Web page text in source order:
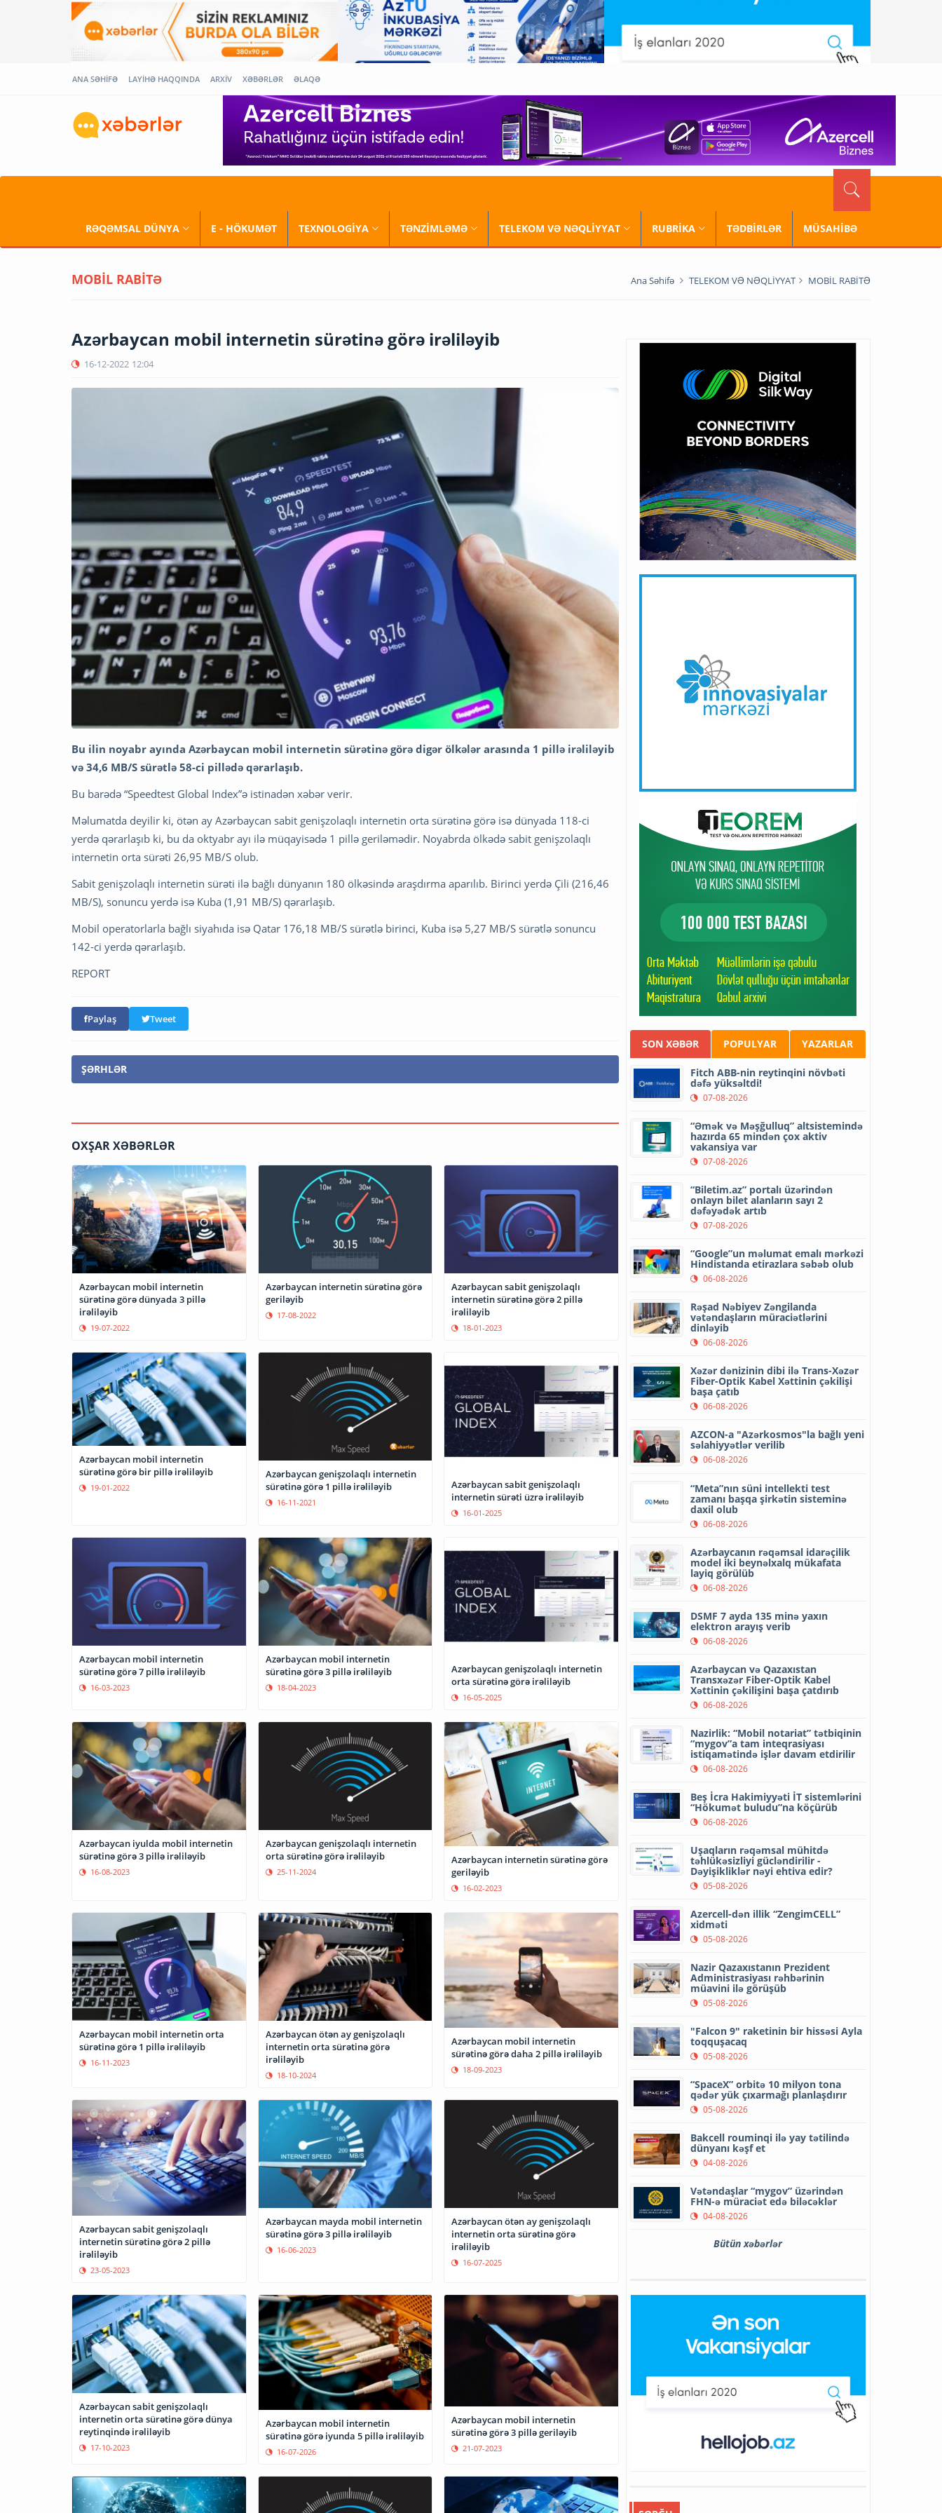
ANA SƏHİFƏ LAYİHƏ HAQQINDA ARXİV XƏBƏRLƏR ƏLAQƏ
RƏQƏMSAL DÜNYA E - HÖKUMƏT TEXNOLOGİYA TƏNZİMLƏMƏ TELEKOM VƏ NƏQLİYYAT RUBRİKA TƏDBİRLƏR MÜSAHİBƏ
MOBİL RABİTƏ Ana Səhifə TELEKOM VƏ NƏQLİYYAT MOBİL RABİTƏ
Azərbaycan mobil internetin sürətinə görə irəliləyib
16-12-2022 12:04
Bu ilin noyabr ayında Azərbaycan mobil internetin sürətinə görə digər ölkələr arasında 1 pillə irəliləyib
və 34,6 MB/S sürətlə 58-ci pillədə qərarlaşıb.
Bu barədə “Speedtest Global Index”ə istinadən xəbər verir.
Məlumatda deyilir ki, ötən ay Azərbaycan sabit genişzolaqlı internetin orta sürətinə görə isə dünyada 118-ci
yerdə qərarlaşıb ki, bu da oktyabr ayı ilə müqayisədə 1 pillə geriləmədir. Noyabrda ölkədə sabit genişzolaqlı
internetin orta sürəti 26,95 MB/S olub.
Sabit genişzolaqlı internetin sürəti ilə bağlı dünyanın 180 ölkəsində araşdırma aparılıb. Birinci yerdə Çili (216,46
MB/S), sonuncu yerdə isə Kuba (1,91 MB/S) qərarlaşıb.
Mobil operatorlarla bağlı siyahıda isə Qatar 176,18 MB/S sürətlə birinci, Kuba isə 5,27 MB/S sürətlə sonuncu
142-ci yerdə qərarlaşıb.
REPORT
Paylaş Tweet
ŞƏRHLƏR
OXŞAR XƏBƏRLƏR
Azərbaycan mobil internetin
sürətinə görə dünyada 3 pillə
irəliləyib
19-07-2022
Azərbaycan internetin sürətinə görə
geriləyib
17-08-2022
Azərbaycan sabit genişzolaqlı
internetin sürətinə görə 2 pillə
irəliləyib
18-01-2023
Azərbaycan mobil internetin
sürətinə görə bir pillə irəliləyib
19-01-2022
Azərbaycan genişzolaqlı internetin
sürətinə görə 1 pillə irəliləyib
16-11-2021
Azərbaycan sabit genişzolaqlı
internetin sürəti üzrə irəliləyib
16-01-2025
Azərbaycan mobil internetin
sürətinə görə 7 pillə irəliləyib
16-03-2023
Azərbaycan mobil internetin
sürətinə görə 3 pillə irəliləyib
18-04-2023
Azərbaycan genişzolaqlı internetin
orta sürətinə görə irəliləyib
16-05-2025
Azərbaycan iyulda mobil internetin
sürətinə görə 3 pillə irəliləyib
16-08-2023
Azərbaycan genişzolaqlı internetin
orta sürətinə görə irəliləyib
25-11-2024
Azərbaycan internetin sürətinə görə
geriləyib
16-02-2023
Azərbaycan mobil internetin orta
sürətinə görə 1 pillə irəliləyib
16-11-2023
Azərbaycan ötən ay genişzolaqlı
internetin orta sürətinə görə
irəliləyib
18-10-2024
Azərbaycan mobil internetin
sürətinə görə daha 2 pillə irəliləyib
18-09-2023
Azərbaycan sabit genişzolaqlı
internetin sürətinə görə 2 pillə
irəliləyib
23-05-2023
Azərbaycan mayda mobil internetin
sürətinə görə 3 pillə irəliləyib
16-06-2023
Azərbaycan ötən ay genişzolaqlı
internetin orta sürətinə görə
irəliləyib
16-07-2025
Azərbaycan sabit genişzolaqlı
internetin orta sürətinə görə dünya
reytinqində irəliləyib
17-10-2023
Azərbaycan mobil internetin
sürətinə görə iyunda 5 pillə irəliləyib
16-07-2026
Azərbaycan mobil internetin
sürətinə görə 3 pillə geriləyib
21-07-2023
SON XƏBƏR POPULYAR YAZARLAR
Fitch ABB-nin reytinqini növbəti
dəfə yüksəltdi!
07-08-2026
“Əmək və Məşğulluq” altsistemində
hazırda 65 mindən çox aktiv
vakansiya var
07-08-2026
“Biletim.az” portalı üzərindən
onlayn bilet alanların sayı 2
dəfəyədək artıb
07-08-2026
“Google”un məlumat emalı mərkəzi
Hindistanda etirazlara səbəb olub
06-08-2026
Rəşad Nəbiyev Zəngilanda
vətəndaşların müraciətlərini
dinləyib
06-08-2026
Xəzər dənizinin dibi ilə Trans-Xəzər
Fiber-Optik Kabel Xəttinin çəkilişi
başa çatıb
06-08-2026
AZCON-a "Azərkosmos"la bağlı yeni
səlahiyyətlər verilib
06-08-2026
“Meta”nın süni intellekti test
zamanı başqa şirkətin sisteminə
daxil olub
06-08-2026
Azərbaycanın rəqəmsal idarəçilik
model iki beynəlxalq mükafata
layiq görülüb
06-08-2026
DSMF 7 ayda 135 minə yaxın
elektron arayış verib
06-08-2026
Azərbaycan və Qazaxıstan
Transxəzər Fiber-Optik Kabel
Xəttinin çəkilişini başa çatdırıb
06-08-2026
Nazirlik: “Mobil notariat” tətbiqinin
“mygov”a tam inteqrasiyası
istiqamətində işlər davam etdirilir
06-08-2026
Beş İcra Hakimiyyəti İT sistemlərini
“Hökumət buludu”na köçürüb
06-08-2026
Uşaqların rəqəmsal mühitdə
təhlükəsizliyi gücləndirilir -
Dəyişikliklər nəyi ehtiva edir?
05-08-2026
Azercell-dən illik “ZengimCELL”
xidməti
05-08-2026
Nazir Qazaxıstanın Prezident
Administrasiyası rəhbərinin
müavini ilə görüşüb
05-08-2026
"Falcon 9" raketinin bir hissəsi Ayla
toqquşacaq
05-08-2026
“SpaceX” orbitə 10 milyon tona
qədər yük çıxarmağı planlaşdırır
05-08-2026
Bakcell rouminqi ilə yay tətilində
dünyanı kəşf et
04-08-2026
Vətəndaşlar “mygov” üzərindən
FHN-ə müraciət edə biləcəklər
04-08-2026
Bütün xəbərlər